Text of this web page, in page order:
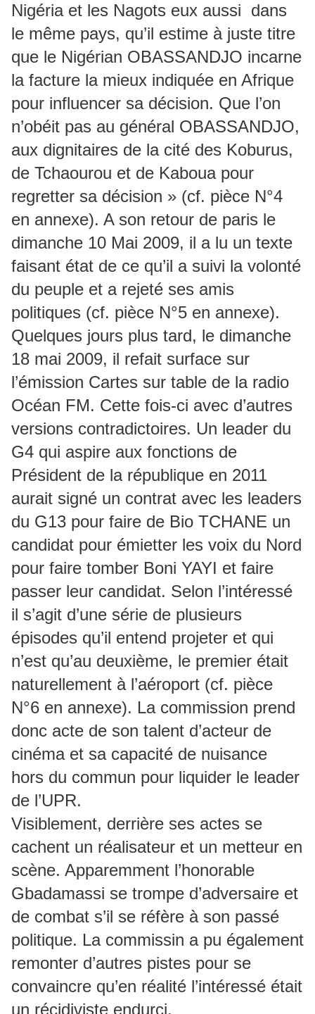
Nigéria et les Nagots eux aussi dans
le même pays, qu’il estime à juste titre
que le Nigérian OBASSANDJO incarne
la facture la mieux indiquée en Afrique
pour influencer sa décision. Que l’on
n’obéit pas au général OBASSANDJO,
aux dignitaires de la cité des Koburus,
de Tchaourou et de Kaboua pour
regretter sa décision » (cf. pièce N°4
en annexe). A son retour de paris le
dimanche 10 Mai 2009, il a lu un texte
faisant état de ce qu’il a suivi la volonté
du peuple et a rejeté ses amis
politiques (cf. pièce N°5 en annexe).
Quelques jours plus tard, le dimanche
18 mai 2009, il refait surface sur
l’émission Cartes sur table de la radio
Océan FM. Cette fois-ci avec d’autres
versions contradictoires. Un leader du
G4 qui aspire aux fonctions de
Président de la république en 2011
aurait signé un contrat avec les leaders
du G13 pour faire de Bio TCHANE un
candidat pour émietter les voix du Nord
pour faire tomber Boni YAYI et faire
passer leur candidat. Selon l’intéressé
il s’agit d’une série de plusieurs
épisodes qu’il entend projeter et qui
n’est qu’au deuxième, le premier était
naturellement à l’aéroport (cf. pièce
N°6 en annexe). La commission prend
donc acte de son talent d’acteur de
cinéma et sa capacité de nuisance
hors du commun pour liquider le leader
de l’UPR.
Visiblement, derrière ses actes se
cachent un réalisateur et un metteur en
scène. Apparemment l’honorable
Gbadamassi se trompe d’adversaire et
de combat s’il se réfère à son passé
politique. La commissin a pu également
remonter d’autres pistes pour se
convaincre qu’en réalité l’intéressé était
un récidiviste endurci.